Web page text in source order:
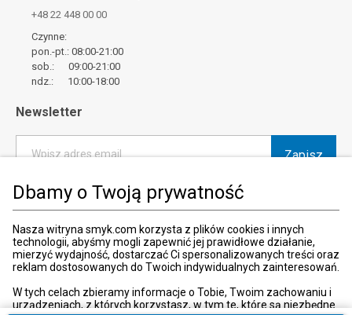
Dbamy o Twoją prywatność
Nasza witryna smyk.com korzysta z plików cookies i innych
technologii, abyśmy mogli zapewnić jej prawidłowe działanie,
mierzyć wydajność, dostarczać Ci spersonalizowanych treści oraz
reklam dostosowanych do Twoich indywidualnych zainteresowań.
W tych celach zbieramy informacje o Tobie, Twoim zachowaniu i
urządzeniach, z których korzystasz, w tym te, które są niezbędne
+48 22 448 00 00
Czynne:
pon.-pt.: 08:00-21:00
sob.: 09:00-21:00
ndz.: 10:00-18:00
Newsletter
Wpisz adres email Zapisz
*Wyrażam zgodę na otrzymywanie od SMYK sp. z o.o. informacji o
produktach i usługach oraz promocjach i zniżkach oferowanych
elektronicznej (e-mail).
W każdej chwili możesz z łatwością cofnąć wyrażone zgody.
więcej